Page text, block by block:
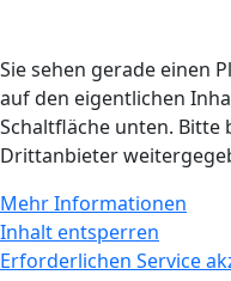
Sie sehen gerade einen
auf den eigentlichen
Schaltfläche unten. Bitte
Drittanbieter
Mehr Informationen
Inhalt entsperren
Erforderlichen Service